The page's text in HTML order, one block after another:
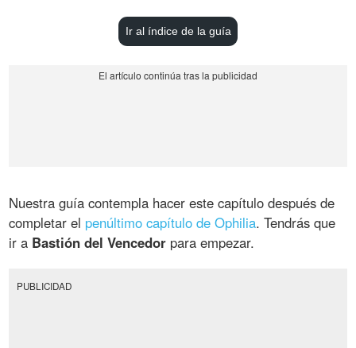
Ir al índice de la guía
Nuestra guía contempla hacer este capítulo después de
completar el penúltimo capítulo de Ophilia. Tendrás que
ir a Bastión del Vencedor para empezar.
PUBLICIDAD